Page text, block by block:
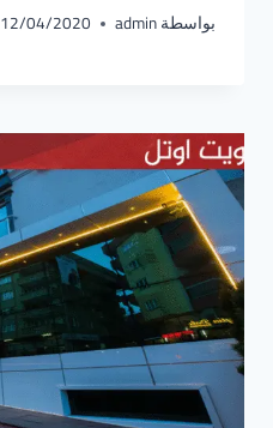
بواسطةadmin
12/04/2020